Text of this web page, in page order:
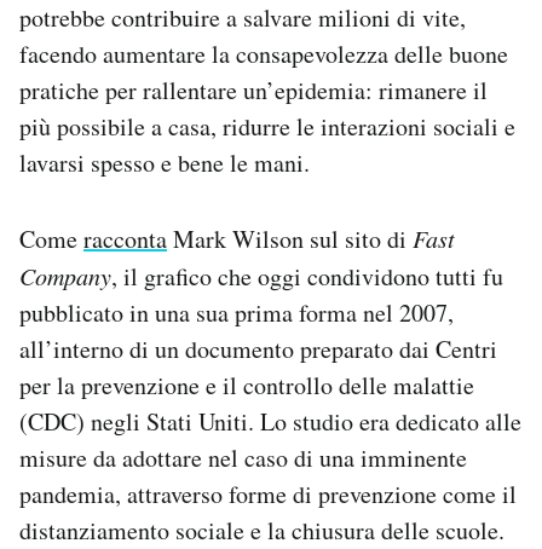
potrebbe contribuire a salvare milioni di vite,
facendo aumentare la consapevolezza delle buone
pratiche per rallentare un’epidemia: rimanere il
più possibile a casa, ridurre le interazioni sociali e
lavarsi spesso e bene le mani.
ComeraccontaMark Wilson sul sito di Fast
Company, il grafico che oggi condividono tutti fu
pubblicato in una sua prima forma nel 2007,
all’interno di un documento preparato dai Centri
per la prevenzione e il controllo delle malattie
(CDC) negli Stati Uniti. Lo studio era dedicato alle
misure da adottare nel caso di una imminente
pandemia, attraverso forme di prevenzione come il
distanziamento sociale e la chiusura delle scuole.